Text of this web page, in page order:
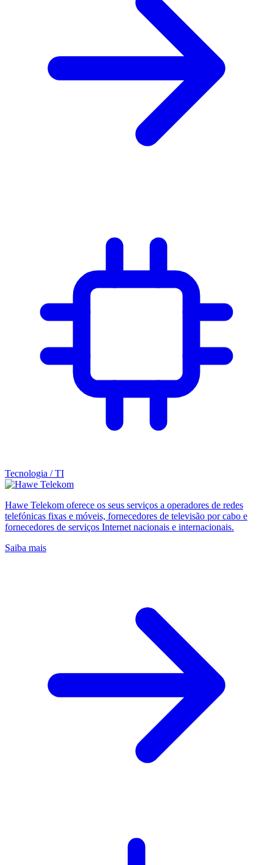
Tecnologia / TI
Hawe Telekom oferece os seus serviços a operadores de redes
telefónicas fixas e móveis, fornecedores de televisão por cabo e
fornecedores de serviços Internet nacionais e internacionais.
Saiba mais